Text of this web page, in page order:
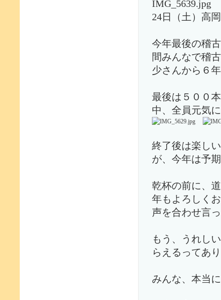
24日（土）高
今年最後の稽
間みんなで稽
少さんから６
最後は５００
中、全員元気
終了後は楽し
が、今年は予
乾杯の前に、
年もよろしく
声を合わせ言
もう、うれし
らえるってあ
みんな、本当